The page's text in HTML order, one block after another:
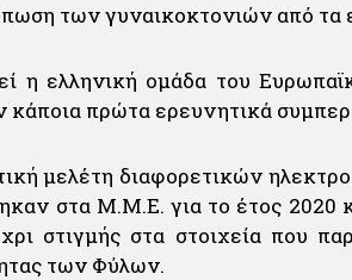
των γυναικοκτονιών από
η ελληνική ομάδα του
πρώτα ερευνητικά
μελέτη διαφορετικών
στα Μ.Μ.Ε. για το έτος 2020
στιγμής στα στοιχεία που
των Φύλων.